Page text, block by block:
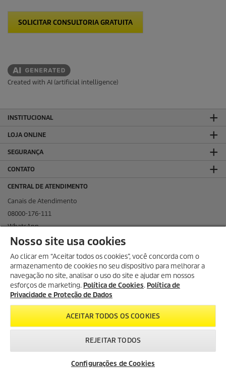
SOLICITAR CONSULTORIA GRATUITA
Created with AI (artificial intelligence)
INSTITUCIONAL
LOJA ONLINE
SEGURANÇA
CONTATO
CENTRAL DE ATENDIMENTO
Canais de Atendimento
08000-176-111
WhatsApp
KÄRCHER NAS REDES SOCIAIS
KÄRCHER PROFISSIONAL
Nosso site usa cookies
Ao clicar em “Aceitar todos os cookies”, você concorda com o
armazenamento de cookies no seu dispositivo para melhorar a
navegação no site, analisar o uso do site e ajudar em nossos
esforços de marketing. Política de Cookies. Política de
Privacidade e Proteção de Dados
ACEITAR TODOS OS COOKIES
REJEITAR TODOS
Configurações de Cookies